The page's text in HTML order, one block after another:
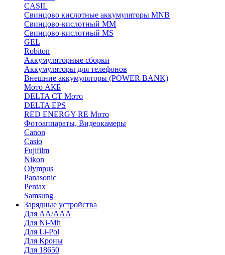
CASIL
Свинцово кислотные аккумуляторы MNB
Cвинцово-кислотный MM
Cвинцово-кислотный MS
GEL
Robiton
Аккумуляторные сборки
Аккумуляторы для телефонов
Внешние аккумуляторы (POWER BANK)
Мото АКБ
DELTA CT Мото
DELTA EPS
RED ENERGY RE Мото
Фотоаппараты, Видеокамеры
Canon
Casio
Fujifilm
Nikon
Olympus
Panasonic
Pentax
Samsung
Зарядные устройства
Для AA/AAA
Для Ni-Mh
Для Li-Pol
Для Кроны
Для 18650